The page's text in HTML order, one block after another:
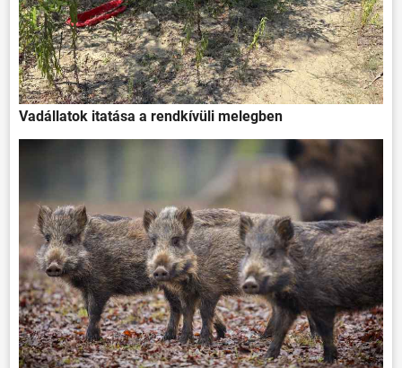
Vadállatok itatása a rendkívüli melegben